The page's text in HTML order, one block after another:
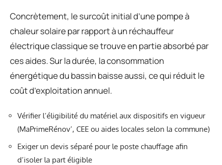
Concrètement, le surcoût initial d’une pompe à
chaleur solaire par rapport à un réchauffeur
électrique classique se trouve en partie absorbé par
ces aides. Sur la durée, la consommation
énergétique du bassin baisse aussi, ce qui réduit le
coût d’exploitation annuel.
Vérifier l’éligibilité du matériel aux dispositifs en vigueur
(MaPrimeRénov’, CEE ou aides locales selon la commune)
Exiger un devis séparé pour le poste chauffage afin
d’isoler la part éligible